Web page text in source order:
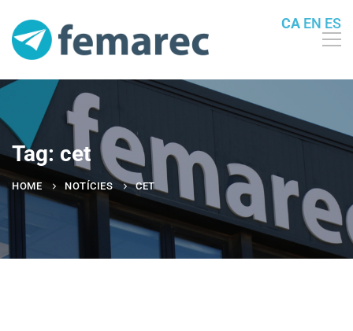
Tag: cet
HOME NOTÍCIES CET
CA EN ES